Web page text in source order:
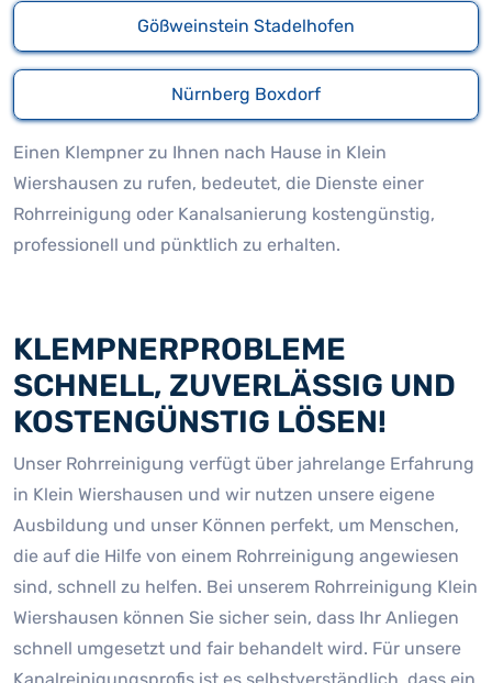
Gößweinstein Stadelhofen
Nürnberg Boxdorf
Einen Klempner zu Ihnen nach Hause in Klein
Wiershausen zu rufen, bedeutet, die Dienste einer
Rohrreinigung oder Kanalsanierung kostengünstig,
professionell und pünktlich zu erhalten.
KLEMPNERPROBLEME
SCHNELL, ZUVERLÄSSIG UND
KOSTENGÜNSTIG LÖSEN!
Unser Rohrreinigung verfügt über jahrelange Erfahrung
in Klein Wiershausen und wir nutzen unsere eigene
Ausbildung und unser Können perfekt, um Menschen,
die auf die Hilfe von einem Rohrreinigung angewiesen
sind, schnell zu helfen. Bei unserem Rohrreinigung Klein
Wiershausen können Sie sicher sein, dass Ihr Anliegen
schnell umgesetzt und fair behandelt wird. Für unsere